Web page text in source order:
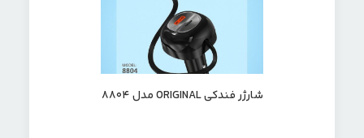
شارژر فندکی ORIGINAL مدل 8804